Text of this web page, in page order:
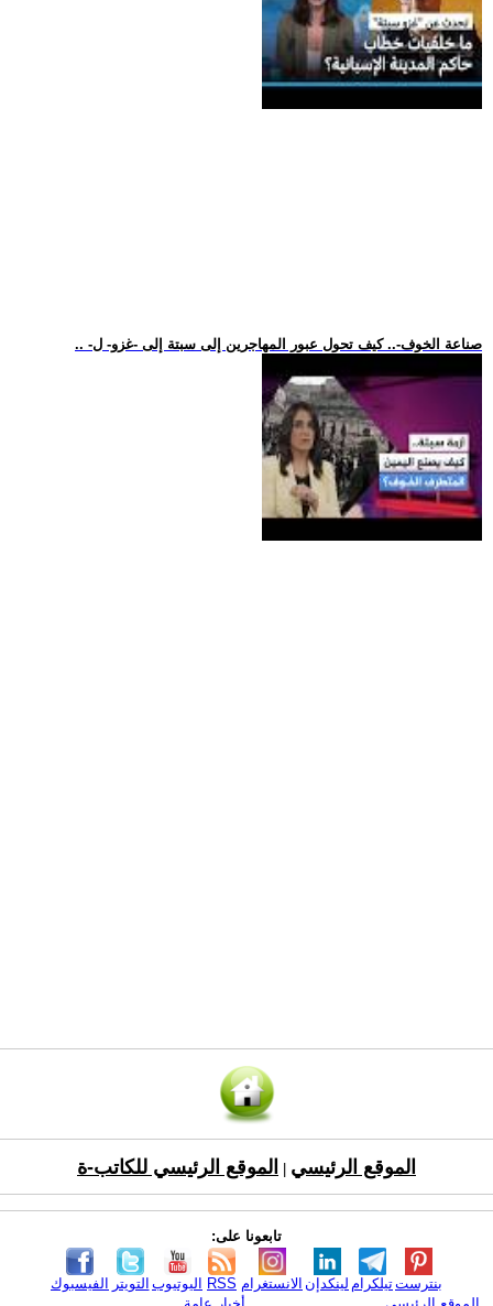
.. -صناعة الخوف-.. كيف تحول عبور المهاجرين إلى سبتة إلى -غزو- ل
الموقع الرئيسي الموقع الرئيسي للكاتب-ة
تابعونا على:
الفيسبوك التويتر اليوتيوب RSS الانستغرام لينكدإن تيلكرامبنترست